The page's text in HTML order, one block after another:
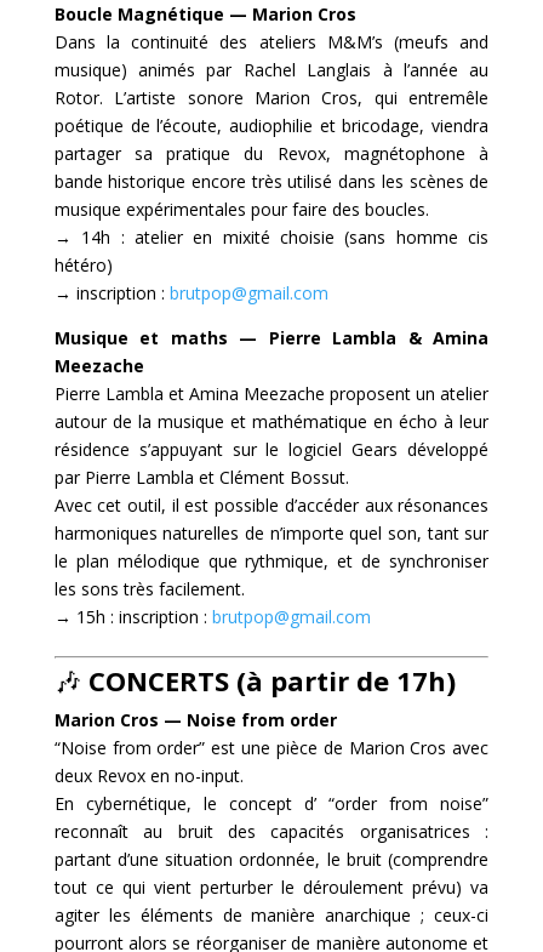
Boucle Magnétique — Marion Cros
Dans la continuité des ateliers M&M’s (meufs and
musique) animés par Rachel Langlais à l’année au
Rotor. L’artiste sonore Marion Cros, qui entremêle
poétique de l’écoute, audiophilie et bricodage, viendra
partager sa pratique du Revox, magnétophone à
bande historique encore très utilisé dans les scènes de
musique expérimentales pour faire des boucles.
→ 14h : atelier en mixité choisie (sans homme cis
hétéro)
→ inscription : brutpop@gmail.com
Musique et maths — Pierre Lambla & Amina
Meezache
Pierre Lambla et Amina Meezache proposent un atelier
autour de la musique et mathématique en écho à leur
résidence s’appuyant sur le logiciel Gears développé
par Pierre Lambla et Clément Bossut.
Avec cet outil, il est possible d’accéder aux résonances
harmoniques naturelles de n’importe quel son, tant sur
le plan mélodique que rythmique, et de synchroniser
les sons très facilement.
→ 15h : inscription : brutpop@gmail.com
🎶 CONCERTS (à partir de 17h)
Marion Cros — Noise from order
“Noise from order” est une pièce de Marion Cros avec
deux Revox en no-input.
En cybernétique, le concept d’ “order from noise”
reconnaît au bruit des capacités organisatrices :
partant d’une situation ordonnée, le bruit (comprendre
tout ce qui vient perturber le déroulement prévu) va
agiter les éléments de manière anarchique ; ceux-ci
pourront alors se réorganiser de manière autonome et